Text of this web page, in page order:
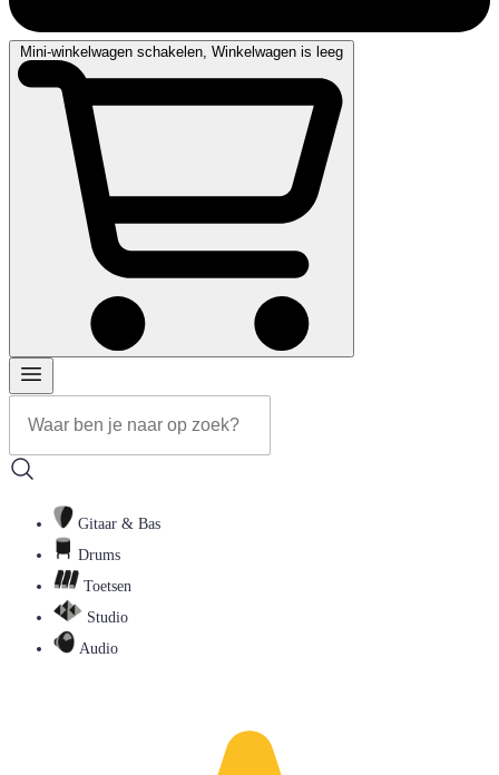
Mini-winkelwagen schakelen, Winkelwagen is leeg
Gitaar & Bas
Drums
Toetsen
Studio
Audio